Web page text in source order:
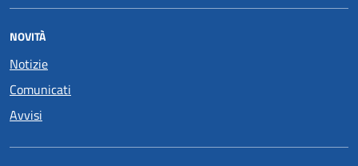
NOVITÀ
Notizie
Comunicati
Avvisi